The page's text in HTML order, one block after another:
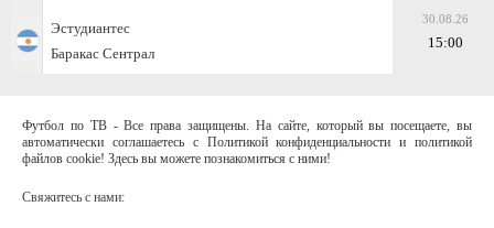
Эстудиантес
Баракас Сентрал
30.08.26
15:00
Футбол по ТВ - Все права защищены. На сайте, который вы посещаете, вы
автоматически соглашаетесь с Политикой конфиденциальности и политикой
файлов cookie! Здесь вы можете познакомиться с ними!
Свяжитесь с нами: